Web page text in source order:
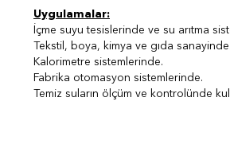
Uygulamalar:
İçme suyu tesislerinde ve su arıtma
Tekstil, boya, kimya ve gıda sanayinde.
Kalorimetre sistemlerinde.
Fabrika otomasyon sistemlerinde.
Temiz suların ölçüm ve kontrolünde